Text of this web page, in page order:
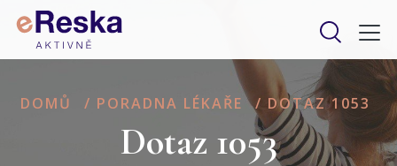
DOMŮ / PORADNA LÉKAŘE / DOTAZ 1053
Dotaz 1053